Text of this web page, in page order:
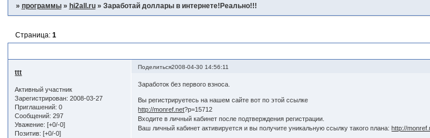
» программы » hi2all.ru » Заработай доллары в интернете!Реально!!!
Страница: 1
Поделиться2008-04-30 14:56:11
ttt
Активный участник
Зарегистрирован: 2008-03-27
Приглашений: 0
Сообщений: 297
Уважение: [+0/-0]
Позитив: [+0/-0]
Заработок без первого взноса.
Вы регистрируетесь на нашем сайте вот по этой ссылке
http://monref.net?p=15712
Входите в личный кабинет после подтверждения регистрации.
Ваш личный кабинет активируется и вы получите уникальную ссылку такого плана: http://